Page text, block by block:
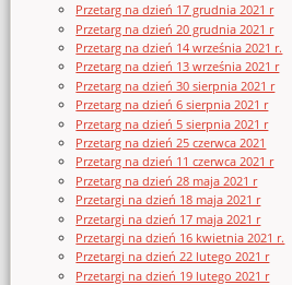
Przetarg na dzień 17 grudnia 2021 r
Przetarg na dzień 20 grudnia 2021 r
Przetarg na dzień 14 września 2021 r.
Przetarg na dzień 13 września 2021 r
Przetarg na dzień 30 sierpnia 2021 r
Przetarg na dzień 6 sierpnia 2021 r
Przetarg na dzień 5 sierpnia 2021 r
Przetarg na dzień 25 czerwca 2021
Przetarg na dzień 11 czerwca 2021 r
Przetarg na dzień 28 maja 2021 r
Przetargi na dzień 18 maja 2021 r
Przetargi na dzień 17 maja 2021 r
Przetargi na dzień 16 kwietnia 2021 r.
Przetargi na dzień 22 lutego 2021 r
Przetargi na dzień 19 lutego 2021 r